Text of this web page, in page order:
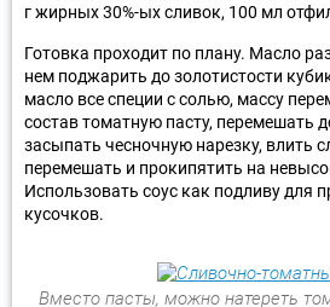
г жирных 30%-ых сливок, 100 мл
Готовка проходит по плану. Масло
нем поджарить до золотистости
масло все специи с солью, массу
состав томатную пасту, перемешать
засыпать чесночную нарезку, влить
перемешать и прокипятить на
Использовать соус как подливу для
кусочков.
Вместо пасты, можно натереть